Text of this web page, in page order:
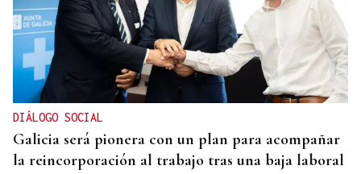
VIDA
José María Eguileta e a memoria de Ourense
DIÁLOGO SOCIAL
Galicia será pionera con un plan para acompañar
la reincorporación al trabajo tras una baja laboral